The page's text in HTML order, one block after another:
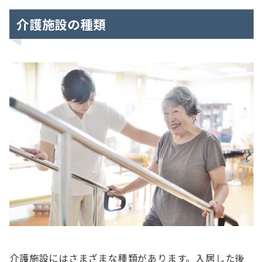
介護施設の種類
介護施設にはさまざまな種類があります。入居した後